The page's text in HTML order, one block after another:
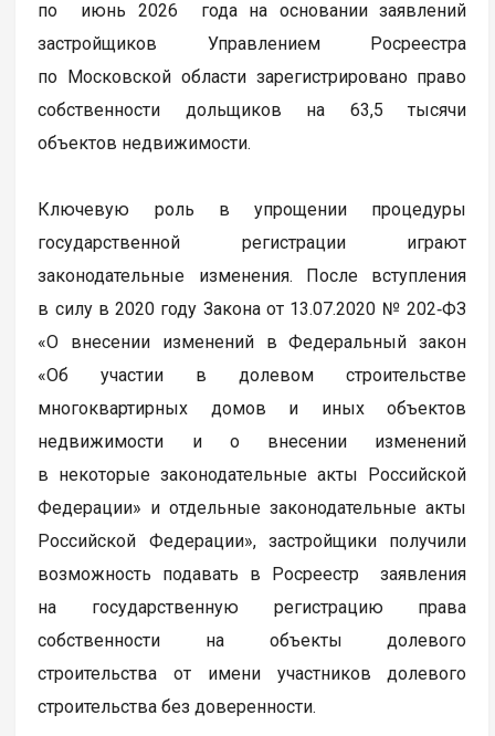
по июнь 2026 года на основании заявлений
застройщиков Управлением Росреестра
по Московской области зарегистрировано право
собственности дольщиков на 63,5 тысячи
объектов недвижимости.
Ключевую роль в упрощении процедуры
государственной регистрации играют
законодательные изменения. После вступления
в силу в 2020 году Закона от 13.07.2020 № 202‑ФЗ
«О внесении изменений в Федеральный закон
«Об участии в долевом строительстве
многоквартирных домов и иных объектов
недвижимости и о внесении изменений
в некоторые законодательные акты Российской
Федерации» и отдельные законодательные акты
Российской Федерации», застройщики получили
возможность подавать в Росреестр заявления
на государственную регистрацию права
собственности на объекты долевого
строительства от имени участников долевого
строительства без доверенности.